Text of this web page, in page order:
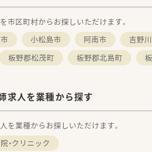
どお気軽にお問い合わせください
市区町村からお探しいただけます。
小松島市 阿南市 吉野
板野郡松茂町 板野郡北島町
求人を業種から探す
を業種からお探しいただけます。
・クリニック